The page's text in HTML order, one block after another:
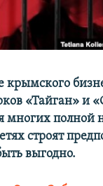
КРЫМА
крымского
«Тайган» и
многих
строят
выгодно.